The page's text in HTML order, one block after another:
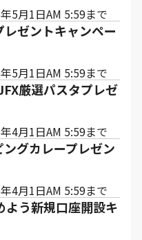
5月1日AM 5:59まで
ゼントキャンペー
5月1日AM 5:59まで
厳選パスタプレゼ
4月1日AM 5:59まで
グカレープレゼン
4月1日AM 5:59まで
よう新規口座開設キ